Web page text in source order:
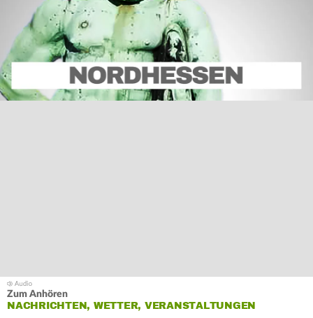
Zum Anhören
NACHRICHTEN, WETTER, VERANSTALTUNGEN